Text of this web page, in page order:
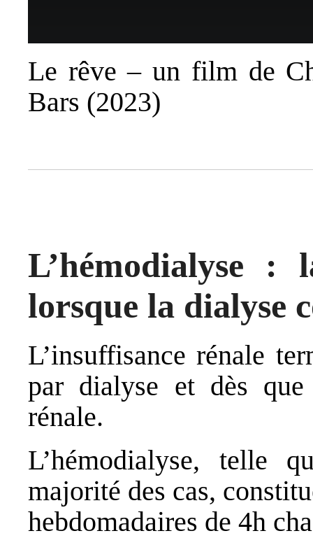
Le rêve – un film de
Bars (2023)
L’hémodialyse :
lorsque la dialyse
L’insuffisance rénale
par dialyse et dès que
rénale.
L’hémodialyse, telle
majorité des cas,
hebdomadaires de 4h